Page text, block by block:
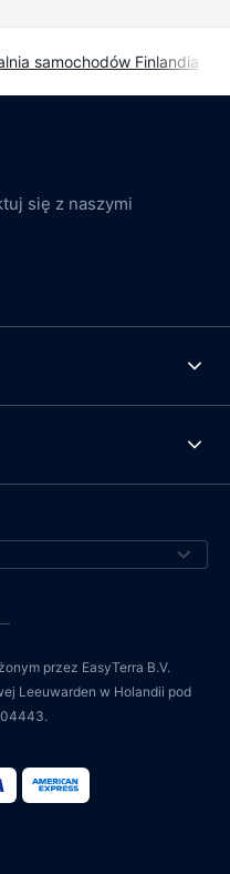
samochodów Finlandia
się z naszymi
przez EasyTerra B.V.
Leeuwarden w Holandii pod